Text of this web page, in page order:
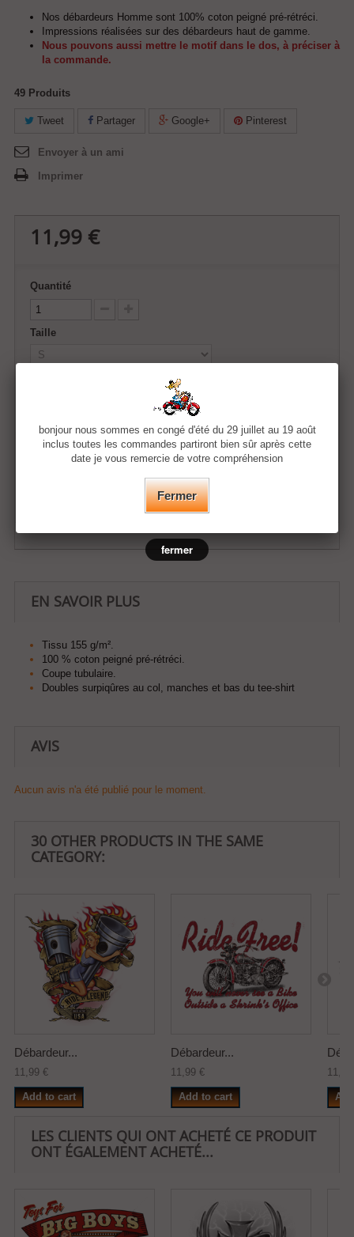
Nos débardeurs Homme sont 100% coton peigné pré-rétréci.
Impressions réalisées sur des débardeurs haut de gamme.
Nous pouvons aussi mettre le motif dans le dos, à préciser à
la commande.
49 Produits
Tweet Partager Google+ Pinterest
Envoyer à un ami
Imprimer
11,99 €
Quantité
Taille
Ajouter au panier
Ajouter à ma liste d'envies
EN SAVOIR PLUS
Tissu 155 g/m².
100 % coton peigné pré-rétréci.
Coupe tubulaire.
Doubles surpiqûres au col, manches et bas du tee-shirt
AVIS
Aucun avis n'a été publié pour le moment.
30 OTHER PRODUCTS IN THE SAME
CATEGORY:
Débardeur...
11,99 €
Add to cart
Débardeur...
11,99 €
Add to cart
LES CLIENTS QUI ONT ACHETÉ CE PRODUIT
ONT ÉGALEMENT ACHETÉ...
bonjour nous sommes en congé d'été du 29 juillet au 19 août
inclus toutes les commandes partiront bien sûr après cette
date je vous remercie de votre compréhension
Fermer
fermer